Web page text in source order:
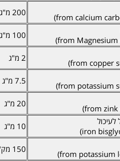
200 מ"ג
100 מ"ג
2 מ"ג
7.5 מ"ג
20 מ"ג
לעיכול
10 מ"ג
150 מק"ג